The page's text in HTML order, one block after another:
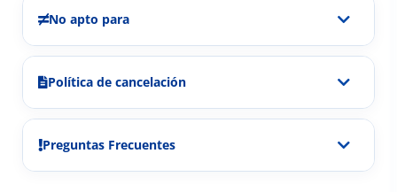
No apto para
Política de cancelación
Preguntas Frecuentes